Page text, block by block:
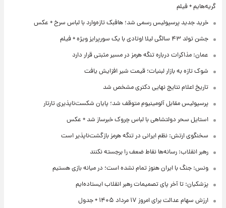
گریه‌هایم + فیلم
خرید جدید پرسپولیس رسمی شد؛ هافبک تازه‌وارد با لباس سرخ + عکس
جشن تولد ۴۳ سالگی لیلا اوتادی با یک سورپرایز ویژه + فیلم
عمان: مذاکرات درباره تنگه هرمز در مسیر مثبتی قرار دارد
شوک تازه به بازار لبنیات؛ قیمت شیر افزایش یافت
تاریخ اعلام نتایج نهایی دکتری مشخص شد
پرسپولیس مقابل آلومینیوم متوقف شد؛ پایان شکست‌ناپذیری تارتار
استایل سحر دولتشاهی با لباس چروک خبرساز شد + عکس
سخنگوی ارتش: نظم ایرانی در تنگه هرمز بازگشت‌ناپذیر است
رهبر انقلاب: رسانه‌ها نقاط ضعف را برجسته نکنند
ونس: جنگ با ایران هنوز تمام نشده است؛ در میانه بازی هستیم
پزشکیان: تا آخر پای تصمیمات رهبر انقلاب ایستاده‌ایم
ارزش سهام عدالت برای امروز ۱۷ مرداد ۱۴۰۵ + جدول